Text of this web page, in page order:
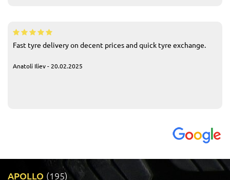
Fast tyre delivery on decent prices and quick tyre exchange.
Anatoli Iliev - 20.02.2025
APOLLO (195)